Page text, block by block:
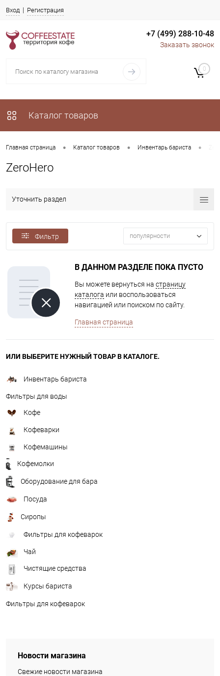
Вход Регистрация
+7 (499) 288-10-48
Заказать звонок
Каталог товаров
0
Главная страница • Каталог товаров • Инвентарь бариста •
ZeroHero
Уточнить раздел
Фильтр популярности
В ДАННОМ РАЗДЕЛЕ ПОКА ПУСТО
Вы можете вернуться на страницу
каталога или воспользоваться
навигацией или поиском по сайту.
Главная страница
ИЛИ ВЫБЕРИТЕ НУЖНЫЙ ТОВАР В КАТАЛОГЕ.
Инвентарь бариста
Фильтры для воды
Кофе
Кофеварки
Кофемашины
Кофемолки
Оборудование для бара
Посуда
Сиропы
Фильтры для кофеварок
Чай
Чистящие средства
Курсы бариста
Фильтры для кофеварок
Новости магазина
Свежие новости магазина